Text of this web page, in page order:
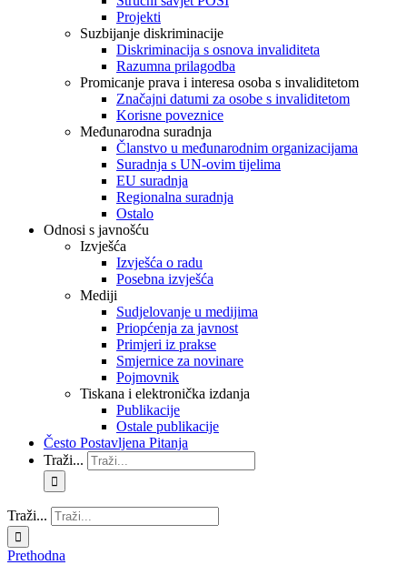
Projekti
Suzbijanje diskriminacije
Diskriminacija s osnova invaliditeta
Razumna prilagodba
Promicanje prava i interesa osoba s invaliditetom
Značajni datumi za osobe s invaliditetom
Korisne poveznice
Međunarodna suradnja
Članstvo u međunarodnim organizacijama
Suradnja s UN-ovim tijelima
EU suradnja
Regionalna suradnja
Ostalo
Odnosi s javnošću
Izvješća
Izvješća o radu
Posebna izvješća
Mediji
Sudjelovanje u medijima
Priopćenja za javnost
Primjeri iz prakse
Smjernice za novinare
Pojmovnik
Tiskana i elektronička izdanja
Publikacije
Ostale publikacije
Često Postavljena Pitanja
Traži...
Traži...
Prethodna